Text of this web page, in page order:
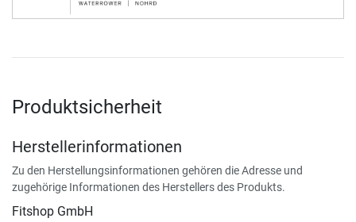
Produktsicherheit
Herstellerinformationen
Zu den Herstellungsinformationen gehören die Adresse und
zugehörige Informationen des Herstellers des Produkts.
Fitshop GmbH